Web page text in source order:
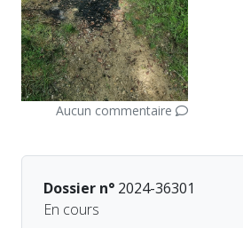
Aucun commentaire
Dossier n° 2024-36301
En cours